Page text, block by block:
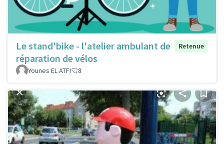
Le stand'bike - l'atelier ambulant de
réparation de vélos
Retenue
Younes EL ATFI 8